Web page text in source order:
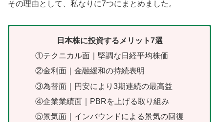
その理由として、私なりに7つにまとめました。
日本株に投資するメリット7選
①テクニカル面｜堅調な日経平均株価
②金利面｜金融緩和の持続表明
③為替面｜円安により3期連続の最高益
④企業業績面｜PBRを上げる取り組み
⑤景気面｜インバウンドによる景気の回復